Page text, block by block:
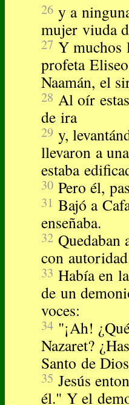
26 y a
mujer viuda
27 Y muchos
profeta
Naamán, el
28 Al oír
de ira
29 y,
llevaron a
estaba
30 Pero él,
31 Bajó a
enseñaba.
32 Quedaban
con
33 Había en
de un
voces:
34 "¡Ah!
Nazaret?
Santo de
35 Jesús
él." Y el